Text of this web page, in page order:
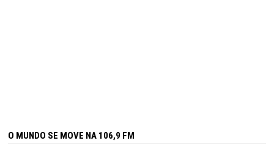
O MUNDO SE MOVE NA 106,9 FM